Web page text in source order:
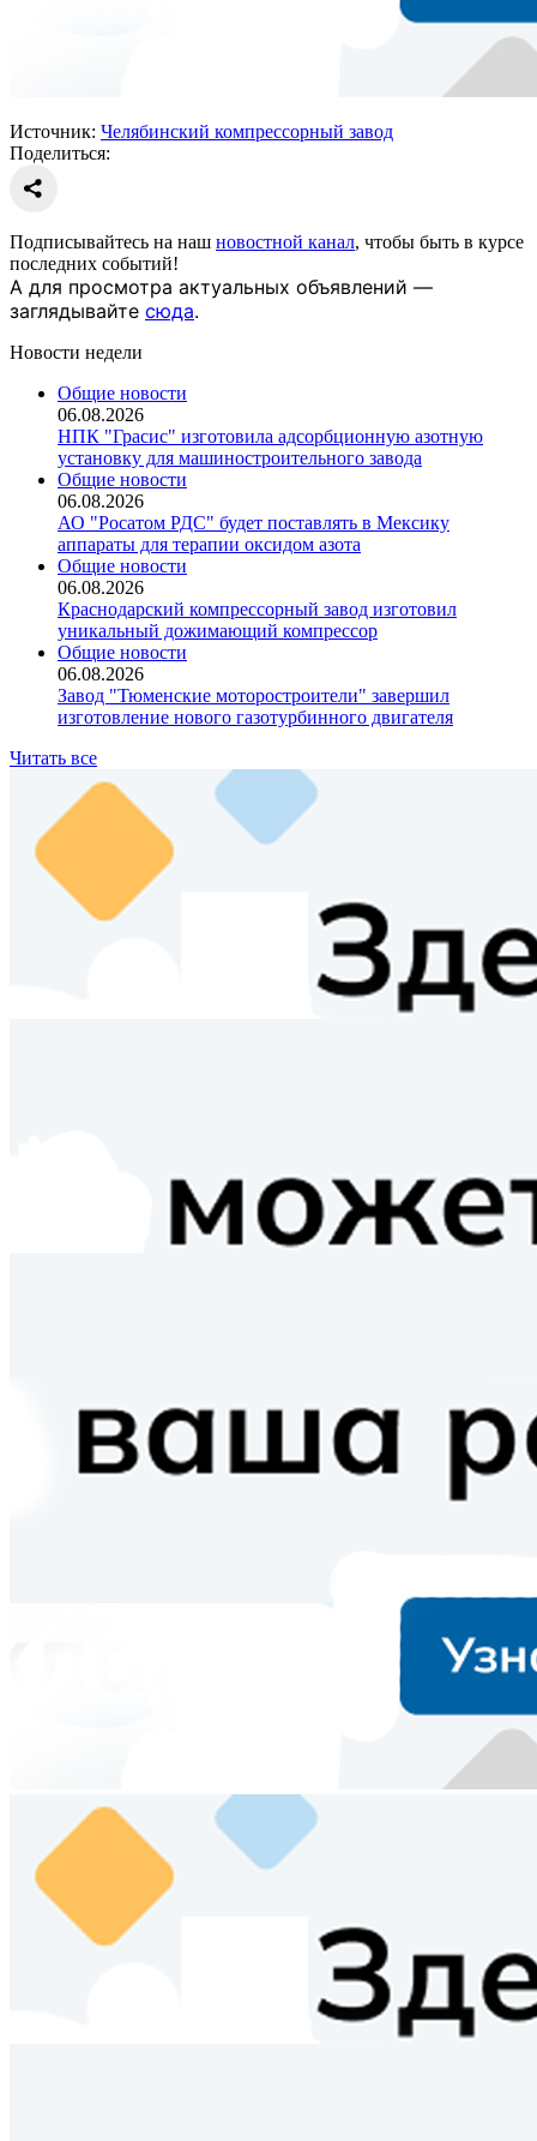
Источник: Челябинский компрессорный завод
Поделиться:
Подписывайтесь на наш новостной канал, чтобы быть в курсе
последних событий!
А для просмотра актуальных объявлений —
заглядывайте сюда.
Новости недели
Общие новости
06.08.2026
НПК "Грасис" изготовила адсорбционную азотную
установку для машиностроительного завода
Общие новости
06.08.2026
АО "Росатом РДС" будет поставлять в Мексику
аппараты для терапии оксидом азота
Общие новости
06.08.2026
Краснодарский компрессорный завод изготовил
уникальный дожимающий компрессор
Общие новости
06.08.2026
Завод "Тюменские моторостроители" завершил
изготовление нового газотурбинного двигателя
Читать все